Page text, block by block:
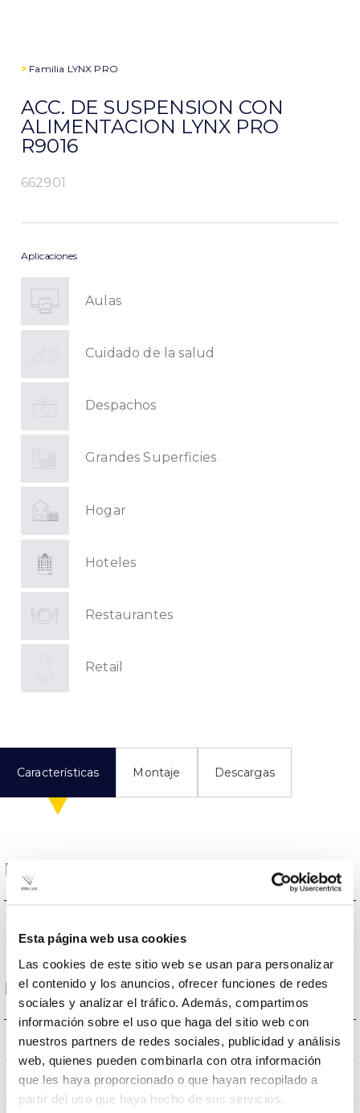
Esta página web usa cookies
Las cookies de este sitio web se usan para personalizar
el contenido y los anuncios, ofrecer funciones de redes
sociales y analizar el tráfico. Además, compartimos
información sobre el uso que haga del sitio web con
nuestros partners de redes sociales, publicidad y análisis
web, quienes pueden combinarla con otra información
que les haya proporcionado o que hayan recopilado a
partir del uso que haya hecho de sus servicios.
> Familia LYNX PRO
ACC. DE SUSPENSION CON
ALIMENTACION LYNX PRO
R9016
662901
Aplicaciones
Aulas
Cuidado de la salud
Despachos
Grandes Superficies
Hogar
Hoteles
Restaurantes
Retail
Características Montaje Descargas
Datos eléctricos
Dimensiones y Montaje
Peso 0.38Kg
Dimensiones 1500x10x10mm